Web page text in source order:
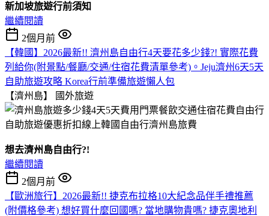
新加坡旅遊行前須知
繼續閱讀
2個月前
【韓國】2026最新!! 濟州島自由行4天要花多少錢?! 實際花費
列給你(附景點/餐廳/交通/住宿花費清單參考)。Jeju濟州6天5天
自助旅遊攻略 Korea行前準備旅遊懶人包
【濟州島】
國外旅遊
想去濟州島自由行?!
繼續閱讀
2個月前
【歐洲旅行】2026最新!! 捷克布拉格10大紀念品伴手禮推薦
(附價格參考) 想好買什麼回國嗎? 當地購物貴嗎? 捷克奧地利